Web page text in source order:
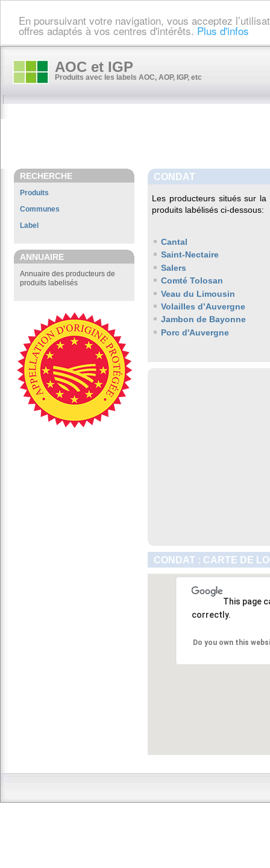
En poursuivant votre navigation, vous acceptez
offres adaptés à vos centres d'intérêts. Plus d'infos
AOC et IGP
Produits avec les labels AOC, AOP, IGP, etc
RECHERCHE
Produits
Communes
Label
ANNUAIRE
Annuaire des producteurs de
produits labelisés
CONDAT
Les producteurs situés sur
produits labélisés ci-dessous:
Cantal
Saint-Nectaire
Salers
Comté Tolosan
Veau du Limousin
Volailles d’Auvergne
Jambon de Bayonne
Porc d'Auvergne
CONDAT : CARTE DE
This page
correctly.
Do you own this